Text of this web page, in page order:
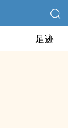
足迹